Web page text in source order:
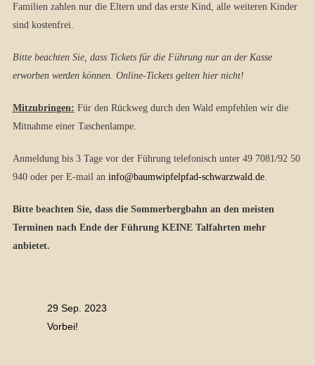
Familien zahlen nur die Eltern und das erste Kind, alle weiteren Kinder
sind kostenfrei.
Bitte beachten Sie, dass Tickets für die Führung nur an der Kasse
erworben werden können. Online-Tickets gelten hier nicht!
Mitzubringen: Für den Rückweg durch den Wald empfehlen wir die
Mitnahme einer Taschenlampe.
Anmeldung bis 3 Tage vor der Führung telefonisch unter 49 7081/92 50
940 oder per E-mail an info@baumwipfelpfad-schwarzwald.de.
Bitte beachten Sie, dass die Sommerbergbahn an den meisten
Terminen nach Ende der Führung KEINE Talfahrten mehr
anbietet.
29 Sep. 2023
Vorbei!